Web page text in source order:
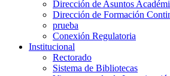
Dirección de Asuntos
Dirección de Formación
prueba
Conexión Regulatoria
Institucional
Rectorado
Sistema de Bibliotecas